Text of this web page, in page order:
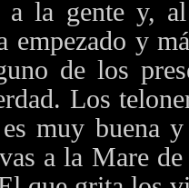
la gente y,
empezado y
de los
Los
muy buena
a la Mare